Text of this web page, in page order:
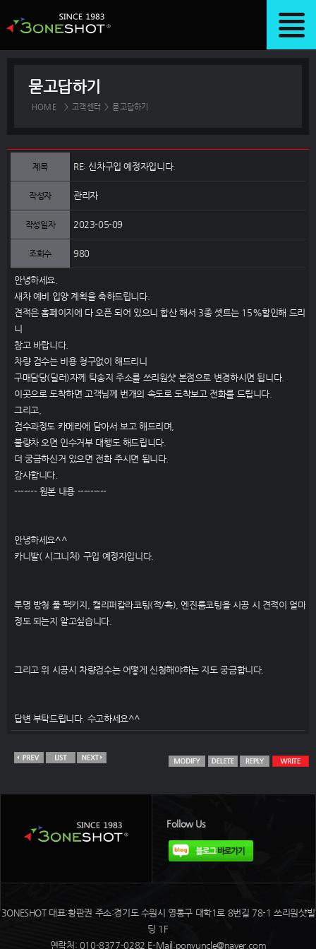
묻고답하기
HOME > 고객센터 > 묻고답하기
제목 RE: 신차구입 예정자입니다.
작성자 관리자
작성일자 2023-05-09
조회수 980
안녕하세요.
새차 예비 입양 계획을 축하드립니다.
견적은 홈페이지에 다 오픈 되어 있으니 합산 해서 3종 셋트는 15%할인해 드리
니
참고 바랍니다.
차량 검수는 비용 청구없이 해드리니
구매담당(딜러)자께 탁송지 주소를 쓰리원샷 본점으로 변경하시면 됩니다.
이곳으로 도착하면 고객님께 번개의 속도로 도착보고 전화를 드립니다.
그리고,
검수과정도 카메라에 담아서 보고 해드리며,
불량차 오면 인수거부 대행도 해드립니다.
더 궁금하신거 있으면 전화 주시면 됩니다.
감사합니다.
------- 원본 내용 ---------
안녕하세요^^
카니발( 시그니처) 구입 예정자입니다.
투명 방청 풀 팩키지, 캘리퍼칼라코팅(적/흑), 엔진룸코팅을 시공 시 견적이 얼마
정도 되는지 알고싶습니다.
그리고 위 시공시 차량검수는 어떻게 신청해야하는 지도 궁금합니다.
답변 부탁드립니다. 수고하세요^^
Follow Us
3ONESHOT 대표:황판권 주소:경기도 수원시 영통구 대학1로 8번길 78-1 쓰리원샷빌
딩 1F
연락처: 010-8377-0282 E-Mail:ponyuncle@naver.com